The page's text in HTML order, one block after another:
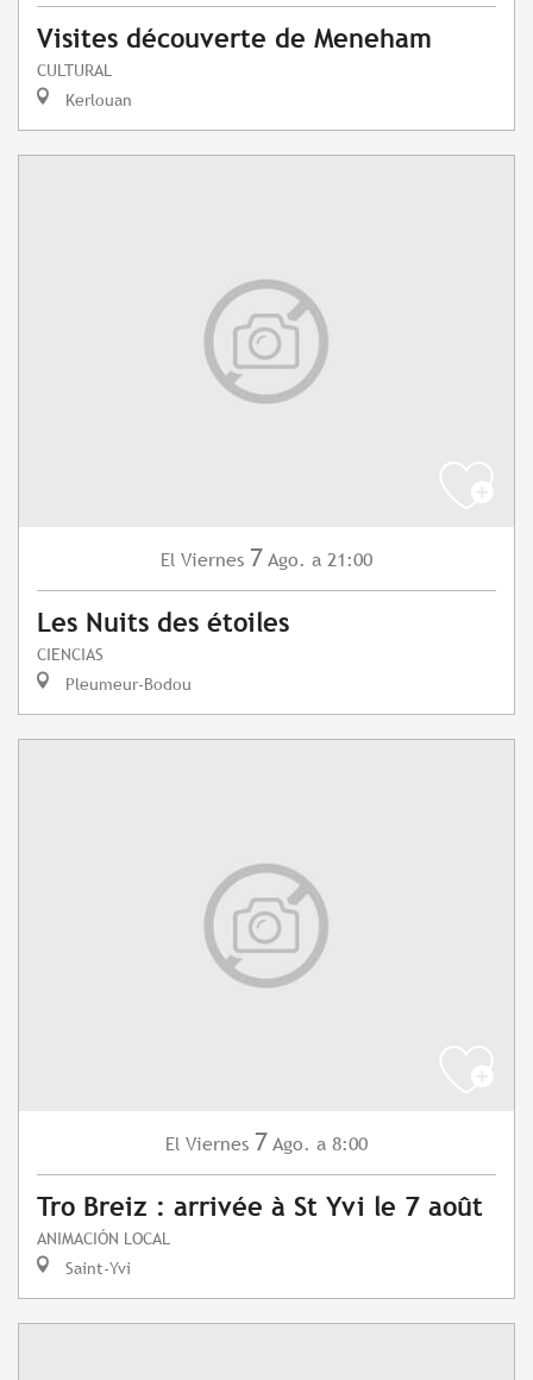
Visites découverte de Meneham
CULTURAL
Kerlouan
El Viernes 7 Ago. a 21:00
Les Nuits des étoiles
CIENCIAS
Pleumeur-Bodou
El Viernes 7 Ago. a 8:00
Tro Breiz : arrivée à St Yvi le 7 août
ANIMACIÓN LOCAL
Saint-Yvi